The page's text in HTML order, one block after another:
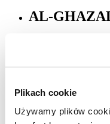
Plikach cookie
Używamy plików
AL-
See detailsGo to